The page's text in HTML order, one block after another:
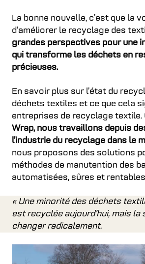
La bonne nouvelle, c’est que la
d’améliorer le recyclage des
grandes perspectives pour une
qui transforme les déchets en
précieuses.
En savoir plus sur l’état du
déchets textiles et ce que cela
entreprises de recyclage textile.
Wrap, nous travaillons depuis
l’industrie du recyclage dans le
nous proposons des solutions
méthodes de manutention des
automatisées, sûres et
« Une minorité des déchets
est recyclée aujourd’hui, mais la
changer radicalement.